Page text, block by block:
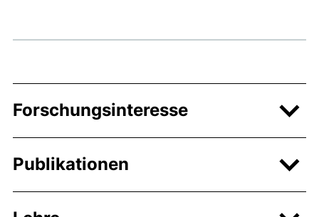
Forschungsinteresse
Publikationen